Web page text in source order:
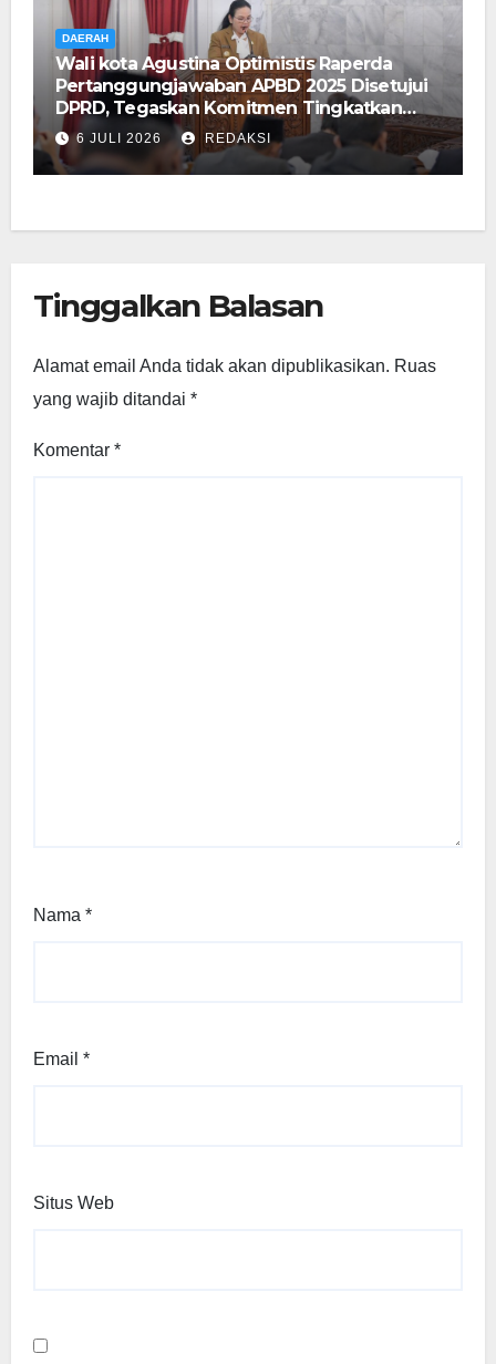
DAERAH
Wali kota Agustina Optimistis Raperda
Pertanggungjawaban APBD 2025 Disetujui
DPRD, Tegaskan Komitmen Tingkatkan
Tata Kelola Pemerintahan
6 JULI 2026 REDAKSI
Tinggalkan Balasan
Alamat email Anda tidak akan dipublikasikan. Ruas
yang wajib ditandai *
Komentar *
Nama *
Email *
Situs Web